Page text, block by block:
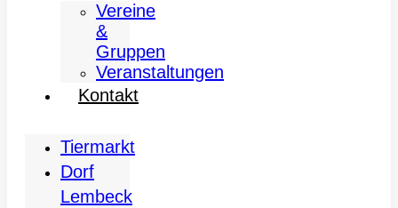
Vereine
&
Gruppen
Veranstaltungen
Kontakt
Tiermarkt
Dorf
Lembeck